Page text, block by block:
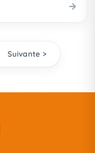
Suivante >